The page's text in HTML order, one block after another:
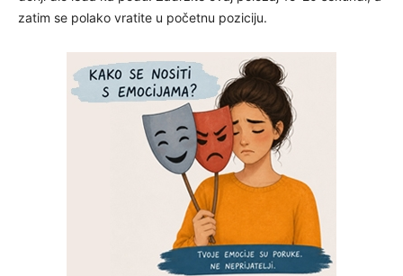
zatim se polako vratite u početnu poziciju.